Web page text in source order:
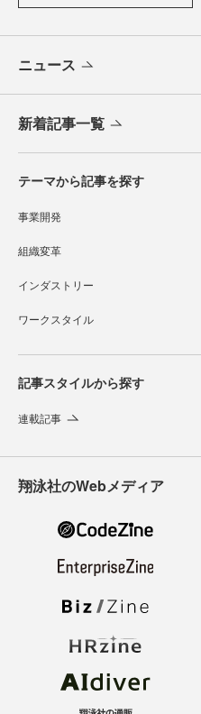
ニュース
新着記事一覧
テーマから記事を探す
事業開発
組織変革
インダストリー
ワークスタイル
記事スタイルから探す
連載記事
翔泳社のWebメディア